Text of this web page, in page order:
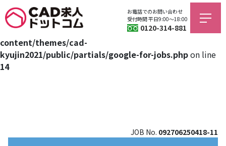
Warning: Trying to access array offset on value of type bool
in/home/jagfield/cad-kyujin.com/public_html/wp/wp-
content/themes/cad-
kyujin2021/public/partials/google-for-jobs.phpon line
14
お電話でのお問い合わせ
受付時間 平日9:00〜18:00
0120-314-881
JOB No. 092706250418-11